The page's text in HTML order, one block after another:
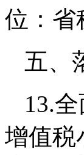
位：省
五、
13.
增值税